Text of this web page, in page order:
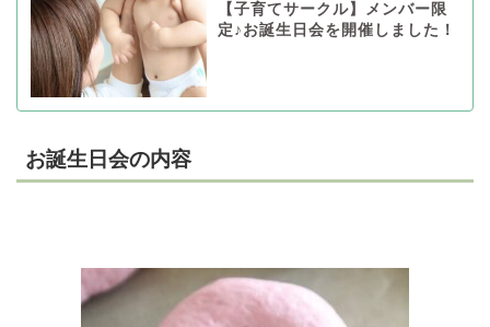
【子育てサークル】メンバー限
定♪お誕生日会を開催しました！
お誕生日会の内容